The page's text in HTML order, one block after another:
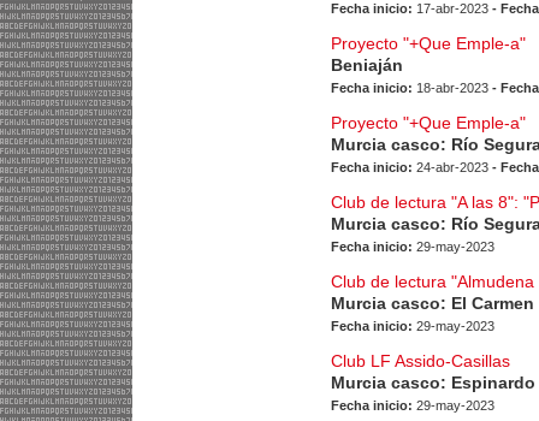
Fecha inicio: 17-abr-2023 -
Proyecto "+Que Emple-a"
Beniaján
Fecha inicio: 18-abr-2023 -
Proyecto "+Que Emple-a"
Murcia casco: Río
Fecha inicio: 24-abr-2023 -
Club de lectura "A las 8":
Murcia casco: Río
Fecha inicio: 29-may-2023
Club de lectura
Murcia casco: El Carmen
Fecha inicio: 29-may-2023
Club LF Assido-Casillas
Murcia casco: Espinardo
Fecha inicio: 29-may-2023